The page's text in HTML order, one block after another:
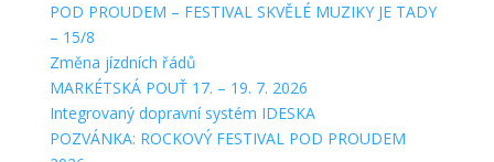
POD PROUDEM – FESTIVAL SKVĚLÉ MUZIKY JE TADY
– 15/8
Změna jízdních řádů
MARKÉTSKÁ POUŤ 17. – 19. 7. 2026
Integrovaný dopravní systém IDESKA
POZVÁNKA: ROCKOVÝ FESTIVAL POD PROUDEM